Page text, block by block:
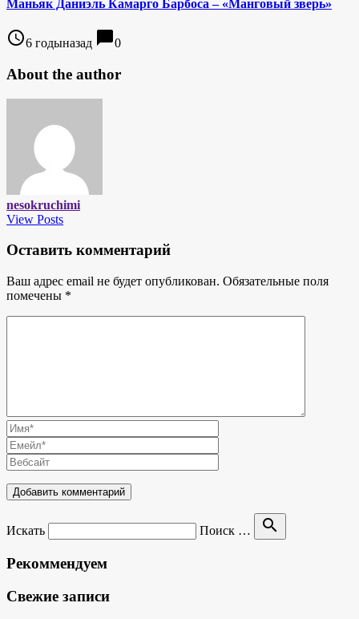
Маньяк Даниэль Камарго Барбоса – «Манговый зверь»
access_time6 годыназад chat_bubble0
About the author
nesokruchimi
View Posts
Оставить комментарий
Ваш адрес email не будет опубликован. Обязательные поля
помечены *
Искать Поиск … search
Рекоммендуем
Свежие записи